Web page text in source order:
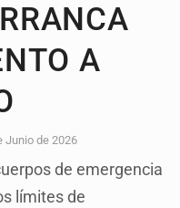
A
Junio de 2026
de emergencia
límites de